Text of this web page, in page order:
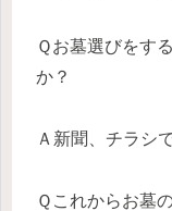
Ｑお墓選びをす
か？
Ａ新聞、チラシ
Ｑこれからお墓